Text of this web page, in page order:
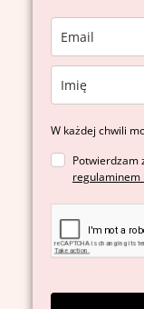
W każdej chwili
Potwierdzam
regulaminem